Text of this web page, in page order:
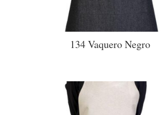
134 Vaquero Negro